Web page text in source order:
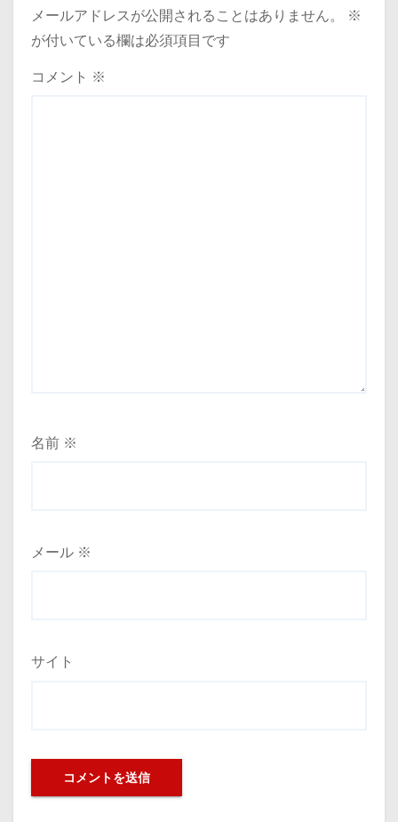
シ
ョ
ン
メールアドレスが公開されることはありません。
※
が付いている欄は必須項目です
コメント ※
名前 ※
メール ※
サイト